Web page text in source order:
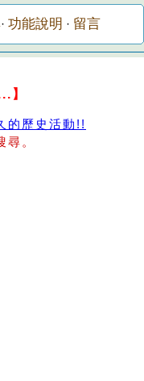
· 功能說明 · 留言
】
的歷史活動!!
。